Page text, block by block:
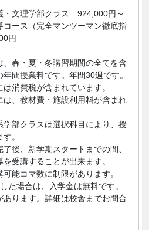
・文理学部クラス 924,000円～
コース（完全マンツーマン徹底指
円
春・夏・冬講習期間の全てを含
間授業料です。年間30週です。
消費税が含まれています。
、教材費・施設利用料が含まれ
部クラスは選択科目により、授
。
後、新学期スタートまでの間、
受講することが出来ます。
能コマ数に制限があります。
た場合は、入学金は無料です。
ります。詳細は校舎までお問合